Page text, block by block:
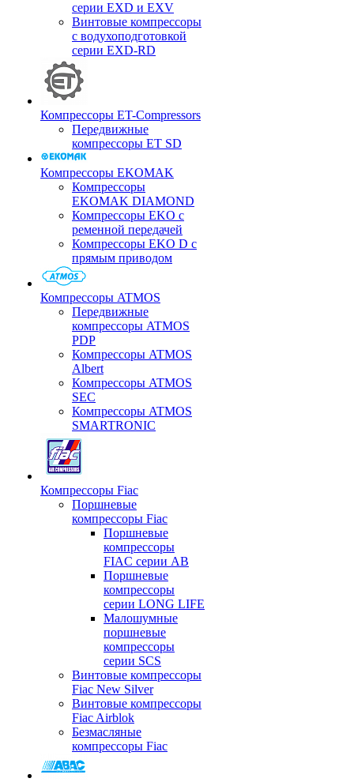
серии EXD и EXV
Винтовые компрессоры
с водухоподготовкой
серии EXD-RD
Компрессоры ET-Compressors
Передвижные
компрессоры ET SD
Компрессоры EKOMAK
Компрессоры
EKOMAK DIAMOND
Компрессоры EKO c
ременной передачей
Компрессоры EKO D с
прямым приводом
Компрессоры ATMOS
Передвижные
компрессоры ATMOS
PDP
Компрессоры ATMOS
Albert
Компрессоры ATMOS
SEC
Компрессоры ATMOS
SMARTRONIC
Компрессоры Fiac
Поршневые
компрессоры Fiac
Поршневые
компрессоры
FIAC серии AB
Поршневые
компрессоры
серии LONG LIFE
Малошумные
поршневые
компрессоры
серии SCS
Винтовые компрессоры
Fiac New Silver
Винтовые компрессоры
Fiac Airblok
Безмасляные
компрессоры Fiac